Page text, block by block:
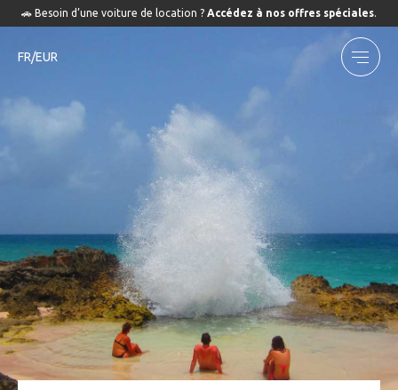
🚗 Besoin d’une voiture de location ? Accédez à nos offres spéciales.
FR/EUR